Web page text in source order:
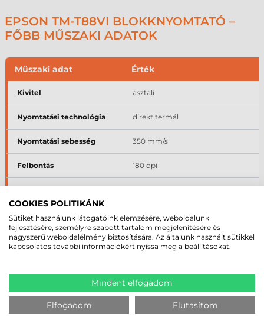
EPSON TM-T88VI BLOKKNYOMTATÓ –
FŐBB MŰSZAKI ADATOK
Műszaki adat Érték
Kivitel asztali
Nyomtatási technológia direkt termál
Nyomtatási sebesség 350 mm/s
Felbontás 180 dpi
Interfészek
USB, LAN/Ethernet, RS232,
nyitó port
MIKOR A LEGJOBB VÁLASZTÁS AZ
EPSON TM-T88VI BLOKKNYOMTATÓ, ÉS
MIKOR NEM
COOKIES POLITIKÁNK
Sütiket használunk látogatóink elemzésére, weboldalunk
fejlesztésére, személyre szabott tartalom megjelenítésére és
nagyszerű weboldalélmény biztosítására. Az általunk használt sütikkel
kapcsolatos további információkért nyissa meg a beállításokat.
Mindent elfogadom
Elfogadom Elutasítom